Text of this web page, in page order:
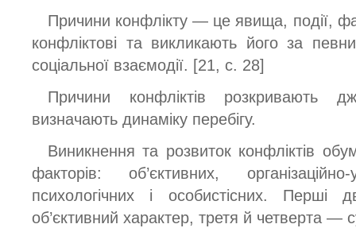
Причини конфлікту — це явища, події,
конфліктові та викликають його за
соціальної взаємодії. [21, c. 28]
Причини конфліктів розкривають
визначають динаміку перебігу.
Виникнення та розвиток конфліктів
факторів: об’єктивних,
психологічних і особистісних. Перші
об’єктивний характер, третя й четверта —